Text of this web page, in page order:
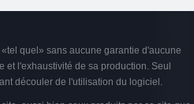
quel» sans aucune garantie d'aucune
et l'exhaustivité de sa production. Seul
découler de l'utilisation du logiciel.